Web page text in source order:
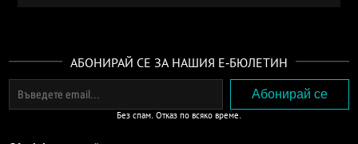
АБОНИРАЙ СЕ ЗА НАШИЯ Е-БЮЛЕТИН
Без спам. Отказ по всяко време.